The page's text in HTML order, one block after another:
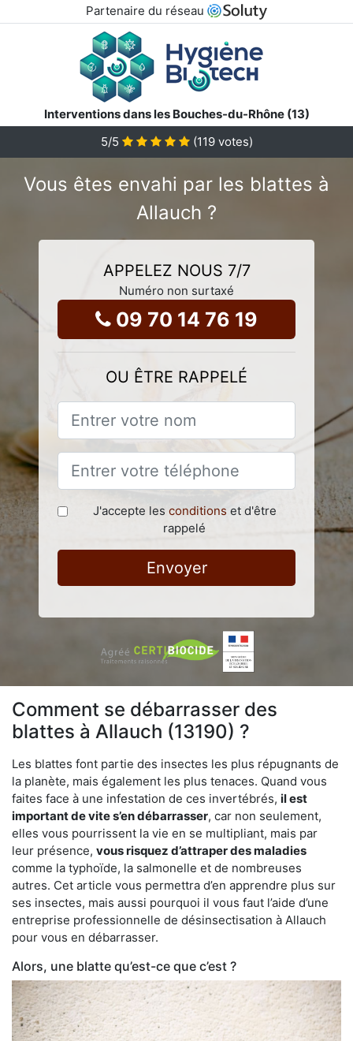
Partenaire du réseau
Interventions dans les Bouches-du-Rhône (13)
5/5 (119votes)
Vous êtes envahi par les blattes à
Allauch ?
APPELEZ NOUS 7/7
Numéro non surtaxé
09 70 14 76 19
OU ÊTRE RAPPELÉ
J'accepte les conditions et d'être
rappelé
Envoyer
Comment se débarrasser des
blattes à Allauch (13190) ?
Les blattes font partie des insectes les plus répugnants de
la planète, mais également les plus tenaces. Quand vous
faites face à une infestation de ces invertébrés, il est
important de vite s’en débarrasser, car non seulement,
elles vous pourrissent la vie en se multipliant, mais par
leur présence, vous risquez d’attraper des maladies
comme la typhoïde, la salmonelle et de nombreuses
autres. Cet article vous permettra d’en apprendre plus sur
ses insectes, mais aussi pourquoi il vous faut l’aide d’une
entreprise professionnelle de désinsectisation à Allauch
pour vous en débarrasser.
Alors, une blatte qu’est-ce que c’est ?